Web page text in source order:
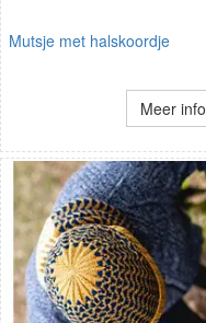
Mutsje met halskoordje
Meer info